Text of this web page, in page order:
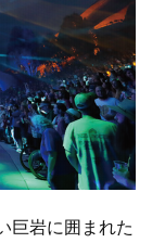
巨岩に囲まれた